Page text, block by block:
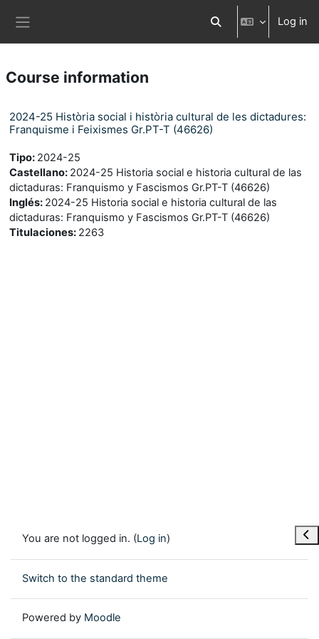
Toggle search input
Log in
Course information
2024-25 Història social i història cultural de les dictadures:
Franquisme i Feixismes Gr.PT-T (46626)
Tipo: 2024-25
Castellano: 2024-25 Historia social e historia cultural de las
dictaduras: Franquismo y Fascismos Gr.PT-T (46626)
Inglés: 2024-25 Historia social e historia cultural de las
dictaduras: Franquismo y Fascismos Gr.PT-T (46626)
Titulaciones: 2263
You are not logged in. (Log in)
Switch to the standard theme
Powered by Moodle